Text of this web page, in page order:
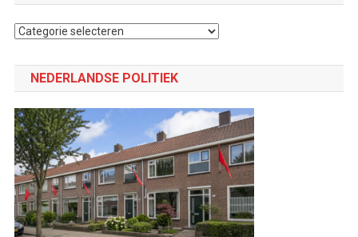
Selecteer
NEDERLANDSE POLITIEK